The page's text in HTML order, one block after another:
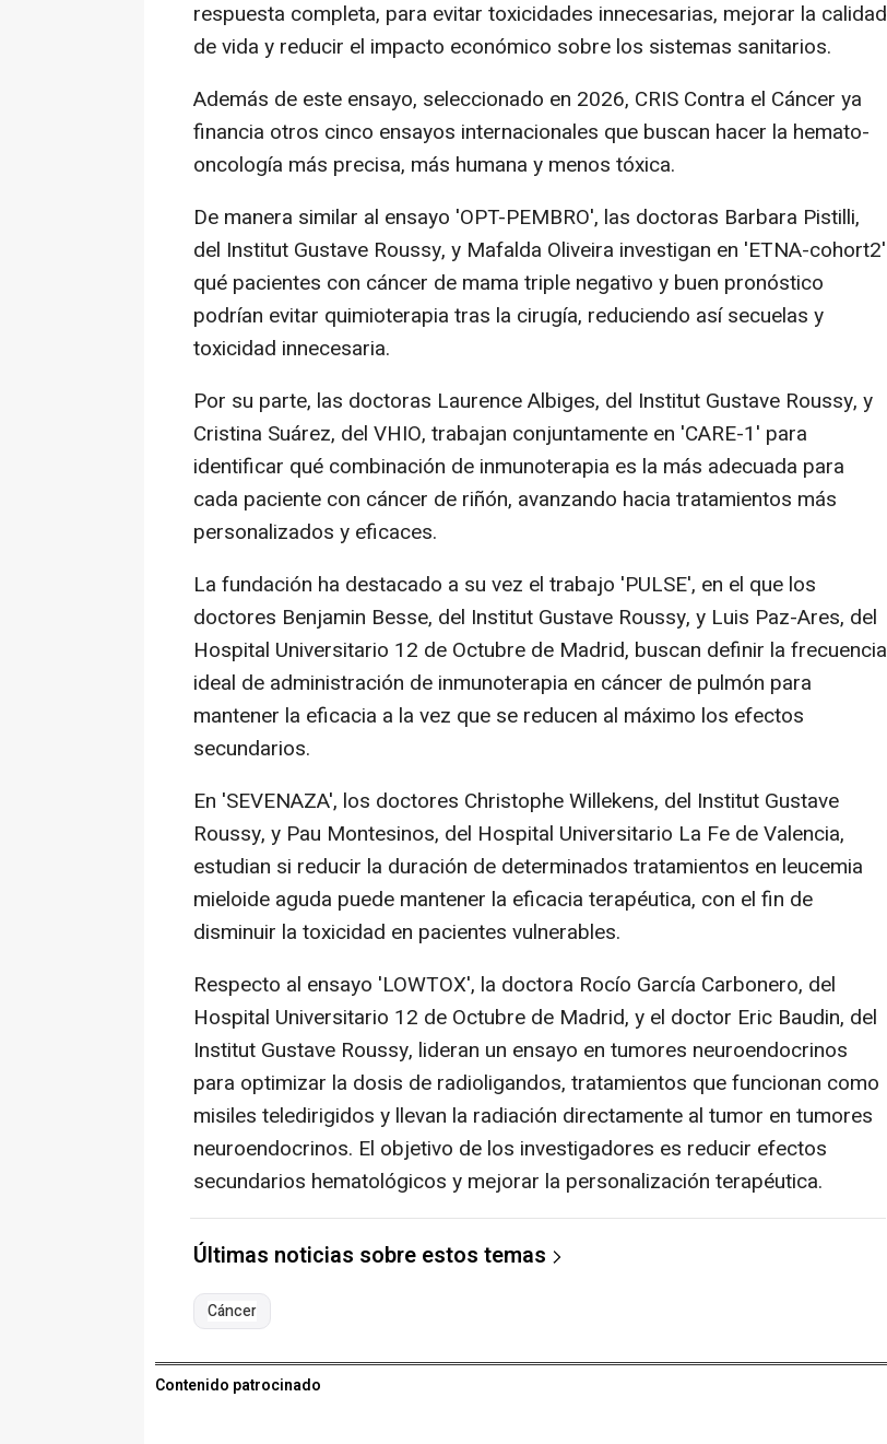
respuesta completa, para evitar toxicidades innecesarias, mejorar la calidad
de vida y reducir el impacto económico sobre los sistemas sanitarios.
Además de este ensayo, seleccionado en 2026, CRIS Contra el Cáncer ya
financia otros cinco ensayos internacionales que buscan hacer la hemato-
oncología más precisa, más humana y menos tóxica.
De manera similar al ensayo 'OPT-PEMBRO', las doctoras Barbara Pistilli,
del Institut Gustave Roussy, y Mafalda Oliveira investigan en 'ETNA-cohort2'
qué pacientes con cáncer de mama triple negativo y buen pronóstico
podrían evitar quimioterapia tras la cirugía, reduciendo así secuelas y
toxicidad innecesaria.
Por su parte, las doctoras Laurence Albiges, del Institut Gustave Roussy, y
Cristina Suárez, del VHIO, trabajan conjuntamente en 'CARE-1' para
identificar qué combinación de inmunoterapia es la más adecuada para
cada paciente con cáncer de riñón, avanzando hacia tratamientos más
personalizados y eficaces.
La fundación ha destacado a su vez el trabajo 'PULSE', en el que los
doctores Benjamin Besse, del Institut Gustave Roussy, y Luis Paz-Ares, del
Hospital Universitario 12 de Octubre de Madrid, buscan definir la frecuencia
ideal de administración de inmunoterapia en cáncer de pulmón para
mantener la eficacia a la vez que se reducen al máximo los efectos
secundarios.
En 'SEVENAZA', los doctores Christophe Willekens, del Institut Gustave
Roussy, y Pau Montesinos, del Hospital Universitario La Fe de Valencia,
estudian si reducir la duración de determinados tratamientos en leucemia
mieloide aguda puede mantener la eficacia terapéutica, con el fin de
disminuir la toxicidad en pacientes vulnerables.
Respecto al ensayo 'LOWTOX', la doctora Rocío García Carbonero, del
Hospital Universitario 12 de Octubre de Madrid, y el doctor Eric Baudin, del
Institut Gustave Roussy, lideran un ensayo en tumores neuroendocrinos
para optimizar la dosis de radioligandos, tratamientos que funcionan como
misiles teledirigidos y llevan la radiación directamente al tumor en tumores
neuroendocrinos. El objetivo de los investigadores es reducir efectos
secundarios hematológicos y mejorar la personalización terapéutica.
Últimas noticias sobre estos temas
Cáncer
Contenido patrocinado